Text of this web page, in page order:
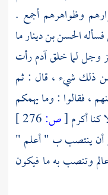
وظواهرهم أجمع .
فسألهالحسن بن دينارما
وجل لما خلقآدمرأت
من ذلك شيء ، قال : ثم
، فقالوا : وما يهمكم
كنا أكرم[ص:
أن ينتصب ب " أعلم "
وتنصب به ما فيكون